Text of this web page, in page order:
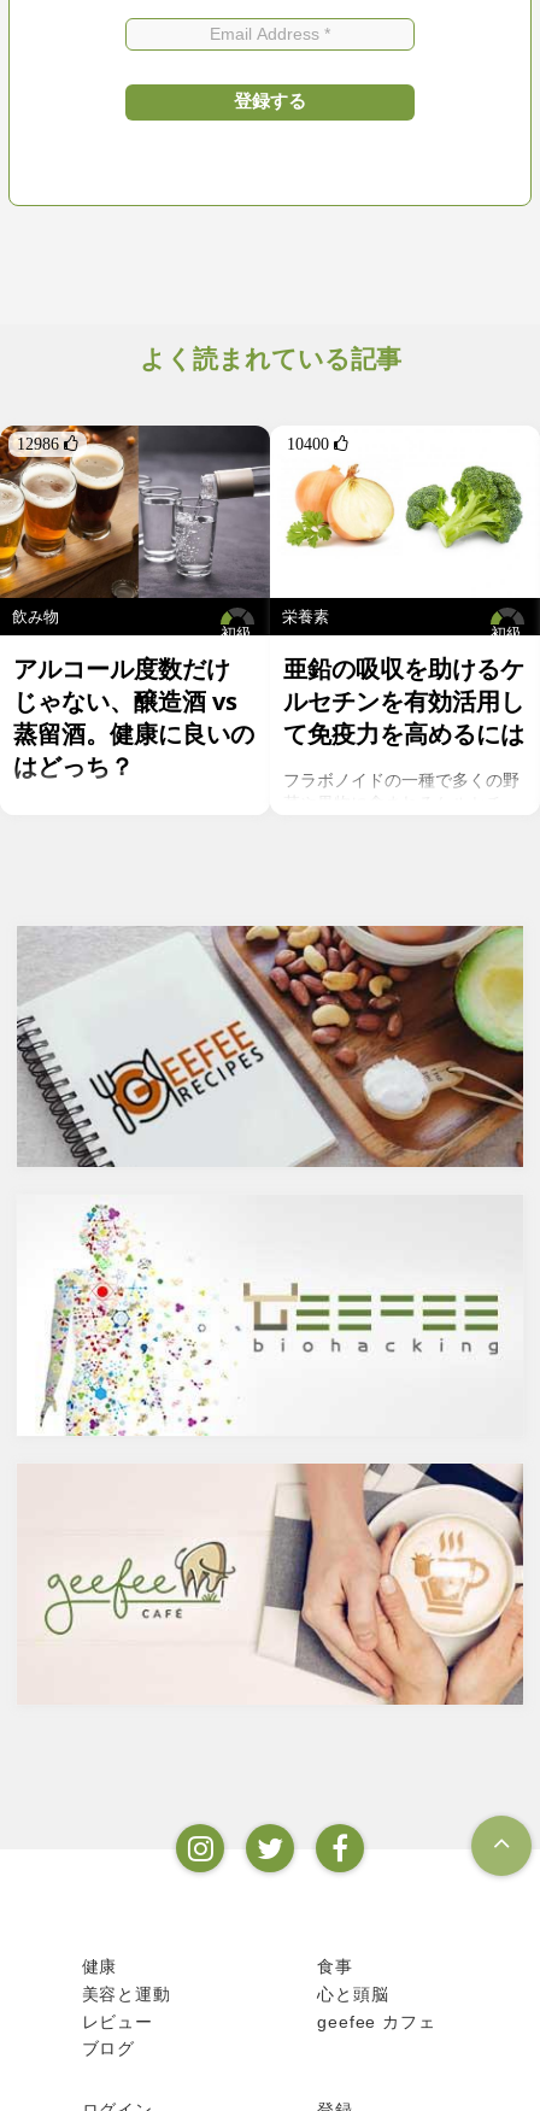
よく読まれている記事
12986 
初級
飲み物
アルコール度数だけ
じゃない、醸造酒 vs
蒸留酒。健康に良いの
はどっち？
やウォッカ等の蒸留酒は、度数
も高いため健康に悪そうなイ
メージで、ワインや日本酒など
は何となくナチュラルな感じで
アルコール度数も低いのでそう
悪くもなさそうなイメージです
が、実際のところどうなので
しょうか？今回は、大きく分け
て2種類あるお酒の製造方法
（醸造酒と蒸留酒）の違いに
よって健康に対してどのような
ていきます。
醸造酒と蒸留酒の違いとは？
主にお酒は製造方法によって醸
造酒と蒸留酒の2つと、香料や
糖分、果実などを加えた混成酒
に分けられます。醸造酒は、果
実や穀物のような糖分を含んだ
原料を酵母によりアルコール発
酵させて造られたもの。蒸留酒
は、この発酵された醸造酒をさ
らに蒸留して作られたものでス
で、蒸留酒は一般的には40度～
50度、最大で90度台のアルコー
ルとなります。以下が主なお酒
の醸造酒と蒸留酒の分類です。
10400 
初級
栄養素
亜鉛の吸収を助けるケ
ルセチンを有効活用し
て免疫力を高めるには
フラボノイドの一種で多くの野
菜や果物に含まれるケルセチ
まれるケルセチンが、血中コレ
ステロールを値を抑え心臓病の
リスクを軽減するということを
お伝えしましたが、ケルセチン
には抗菌抗ウィルス作用があり
ウイルスとの闘いを促進する可
能性があると言われています。
また、免疫力の維持に重要な働
きを持つ亜鉛との相乗効果もあ
ると考えられています。今回
は、このケルセチンの健康効果
ない植物化合物であるケルセチ
ンは、ブドウやリンゴなどの果
物や、ブロッコリやトマト、タ
マネギなどの野菜、お蕎麦にも
免疫力を向上させる亜鉛の吸収
を助けるケルセチン
免疫力を保つことは、コロナウ
イルスの対策に限らず風邪やイ
ンフルエンザなど、さまざまな
疾患に対して人の体に有益な効
果を与えます。その免疫システ
ムを維持するのに重要な働きを
するのが亜鉛。
健康
食事
美容と運動
心と頭脳
レビュー
geefee カフェ
ブログ